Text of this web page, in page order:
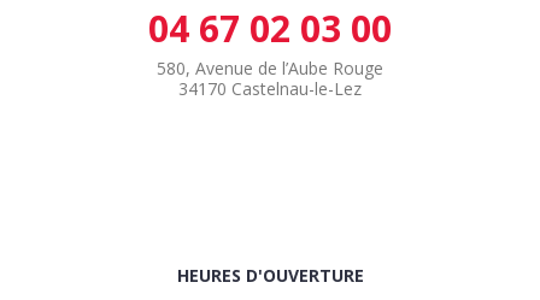
04 67 02 03 00
580, Avenue de l’Aube Rouge
34170 Castelnau-le-Lez
HEURES D'OUVERTURE